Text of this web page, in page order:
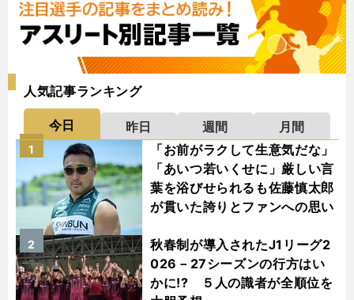
人気記事ランキング
今日 昨日 週間
月間
「お前がラクして生意気だな」
「あいつ若いくせに」厳しい言
葉を浴びせられるも佐藤慎太郎
が貫いた誇りとファンへの思い
1
秋春制が導入されたJ1リーグ2
026－27シーズンの行方はい
かに!? ５人の識者が全順位を
2